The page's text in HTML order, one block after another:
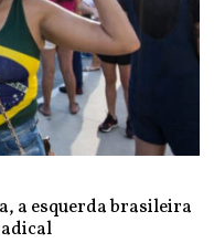
a esquerda brasileira